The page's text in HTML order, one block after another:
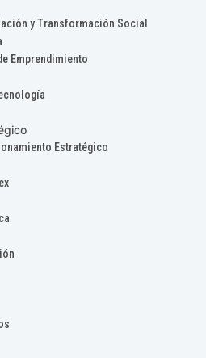
y Transformación Social
Emprendimiento
Estratégico